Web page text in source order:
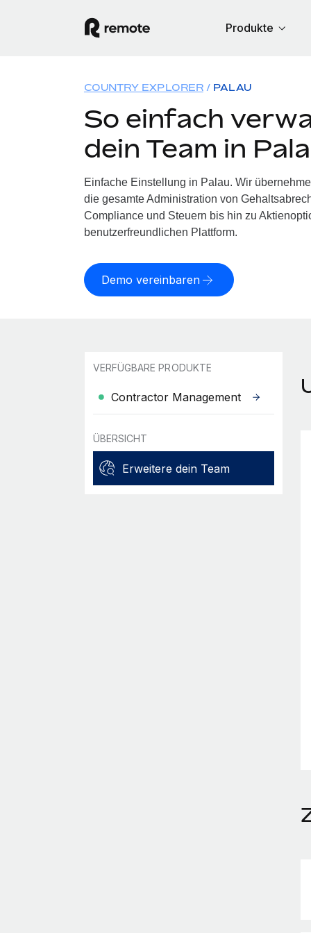
Produkte
COUNTRY EXPLORER PALAU
So einfach
dein Team in
Einfache Einstellung in Palau. Wir
die gesamte Administration von
Compliance und Steuern bis hin zu
benutzerfreundlichen Plattform.
Demo vereinbaren
VERFÜGBARE PRODUKTE
Contractor Management
ÜBERSICHT
Erweitere dein Team